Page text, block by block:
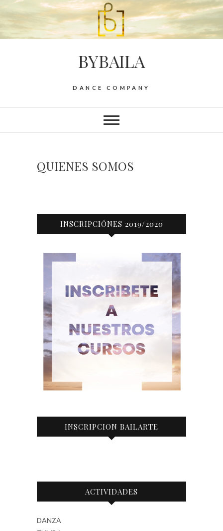
BYBAILA
DANCE COMPANY
QUIENES SOMOS
INSCRIPCIÓNES 2019/2020
INSCRIPCION BAILARTE
ACTIVIDADES
DANZA